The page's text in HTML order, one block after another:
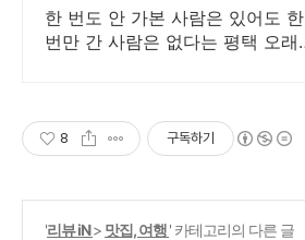
한 번도 안 가본 사람은 있어도 한
번만 간 사람은 없다는 평택 오래
8 구독하기
'리뷰 iN> 맛집, 여행' 카테고리의 다른 글